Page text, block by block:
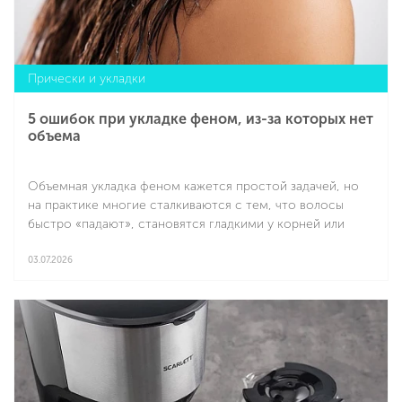
Прически и укладки
5 ошибок при укладке феном, из-за которых нет
объема
Объемная укладка феном кажется простой задачей, но
на практике многие сталкиваются с тем, что волосы
быстро «падают», становятся гладкими у корней или
не в типе волос, а в технике. Ниже — самые
стойкого объема.
03.07.2026
Подробнее